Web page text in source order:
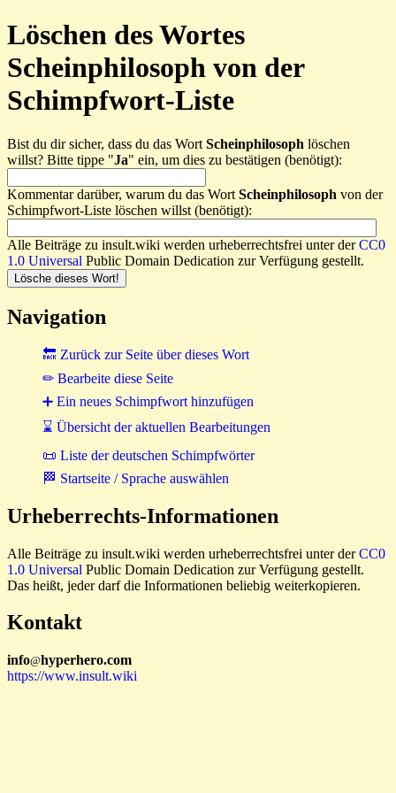
Löschen des Wortes
Scheinphilosoph von der
Schimpfwort-Liste
Bist du dir sicher, dass du das Wort Scheinphilosoph löschen
willst? Bitte tippe "Ja" ein, um dies zu bestätigen (benötigt):
Kommentar darüber, warum du das Wort Scheinphilosoph von der
Schimpfwort-Liste löschen willst (benötigt):
Alle Beiträge zu insult.wiki werden urheberrechtsfrei unter derCC0
1.0 Universal Public Domain Dedication zur Verfügung gestellt.
Navigation
🔙 Zurück zur Seite über dieses Wort
✏ Bearbeite diese Seite
➕ Ein neues Schimpfwort hinzufügen
⌛ Übersicht der aktuellen Bearbeitungen
📜 Liste der deutschen Schimpfwörter
🏁 Startseite / Sprache auswählen
Urheberrechts-Informationen
Alle Beiträge zu insult.wiki werden urheberrechtsfrei unter derCC0
1.0 Universal Public Domain Dedication zur Verfügung gestellt.
Das heißt, jeder darf die Informationen beliebig weiterkopieren.
Kontakt
info@hyperhero.com
https://www.insult.wiki